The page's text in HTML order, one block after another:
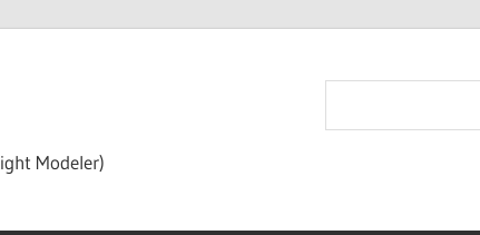
Modeler)